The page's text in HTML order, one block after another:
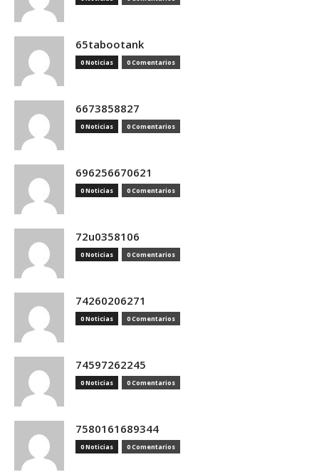
65tabootank
0 Noticias 0 Comentarios
6673858827
0 Noticias 0 Comentarios
696256670621
0 Noticias 0 Comentarios
72u0358106
0 Noticias 0 Comentarios
74260206271
0 Noticias 0 Comentarios
74597262245
0 Noticias 0 Comentarios
7580161689344
0 Noticias 0 Comentarios